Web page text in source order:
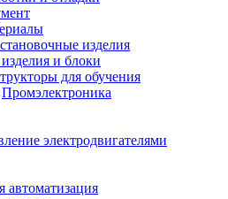
изделия
и блоки
для обучения
Промэлектроника
электродвигателями